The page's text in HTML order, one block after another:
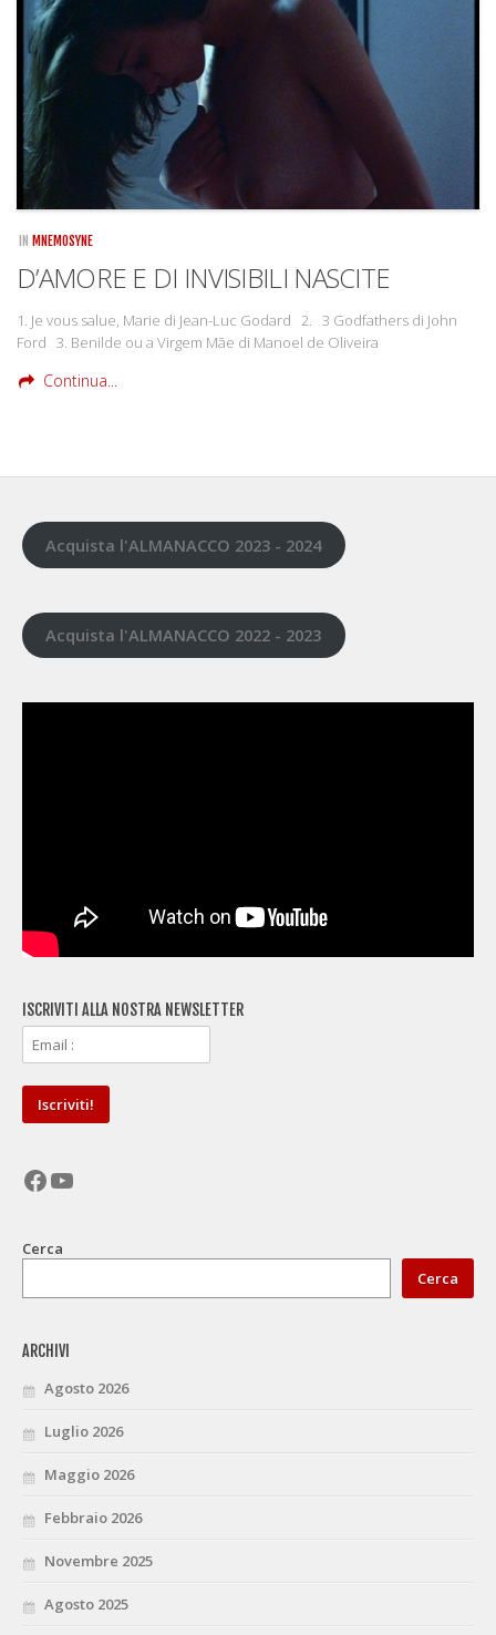
Come eravamo
Mnemosyne
IN MNEMOSYNE
D’AMORE E DI INVISIBILI NASCITE
1. Je vous salue, Marie di Jean-Luc Godard 2. 3 Godfathers di John
Ford 3. Benilde ou a Virgem Mãe di Manoel de Oliveira
Continua...
Acquista l'ALMANACCO 2023 - 2024
Acquista l'ALMANACCO 2022 - 2023
ISCRIVITI ALLA NOSTRA NEWSLETTER
Facebook
YouTube
Cerca
Cerca
ARCHIVI
Agosto 2026
Luglio 2026
Maggio 2026
Febbraio 2026
Novembre 2025
Agosto 2025